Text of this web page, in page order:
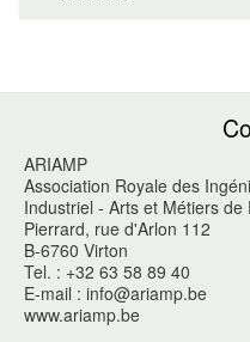
ARIAMP
Association Royale des
Industriel - Arts et Métiers de
Pierrard, rue d'Arlon 112
B-6760 Virton
Tel. : +32 63 58 89 40
E-mail : info@ariamp.be
www.ariamp.be